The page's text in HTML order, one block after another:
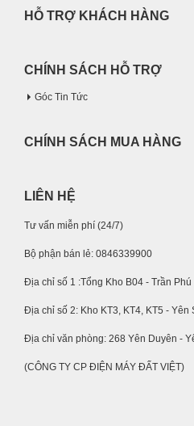
HỖ TRỢ KHÁCH HÀNG
CHÍNH SÁCH HỖ TRỢ
Góc Tin Tức
CHÍNH SÁCH MUA HÀNG
LIÊN HỆ
Tư vấn miễn phí (24/7)
Bộ phận bán lẻ: 0846339900
Địa chỉ số 1 :Tổng Kho B04 - Trần
Địa chỉ số 2: Kho KT3, KT4, KT5 - Yên
Địa chỉ văn phòng: 268 Yên Duyên -
(CÔNG TY CP ĐIỆN MÁY ĐẤT VIỆT)